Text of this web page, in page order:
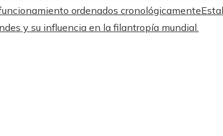
ordenados cronológicamente
y su influencia en la filantropía mundial.